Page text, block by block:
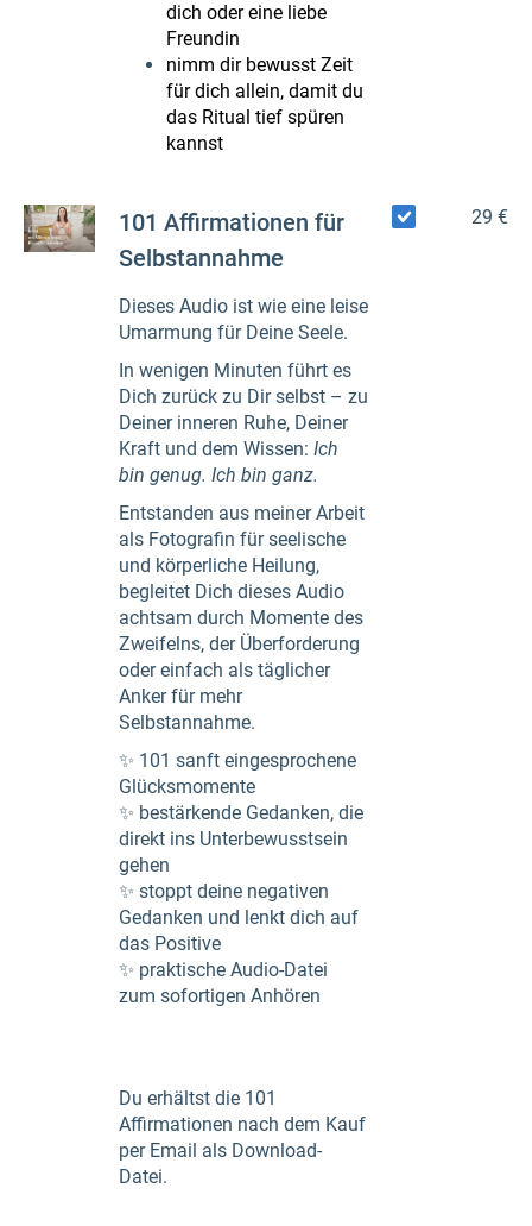
dich oder eine liebe
Freundin
nimm dir bewusst Zeit
für dich allein, damit du
das Ritual tief spüren
kannst
101 Affirmationen für
Selbstannahme
Dieses Audio ist wie eine leise
Umarmung für Deine Seele.
In wenigen Minuten führt es
Dich zurück zu Dir selbst – zu
Deiner inneren Ruhe, Deiner
Kraft und dem Wissen: Ich
bin genug. Ich bin ganz.
Entstanden aus meiner Arbeit
als Fotografin für seelische
und körperliche Heilung,
begleitet Dich dieses Audio
achtsam durch Momente des
Zweifelns, der Überforderung
oder einfach als täglicher
Anker für mehr
Selbstannahme.
✨ 101 sanft eingesprochene
Glücksmomente
✨ bestärkende Gedanken, die
direkt ins Unterbewusstsein
gehen
✨ stoppt deine negativen
Gedanken und lenkt dich auf
das Positive
✨ praktische Audio-Datei
zum sofortigen Anhören
Du erhältst die 101
Affirmationen nach dem Kauf
per Email als Download-
Datei.
29 €